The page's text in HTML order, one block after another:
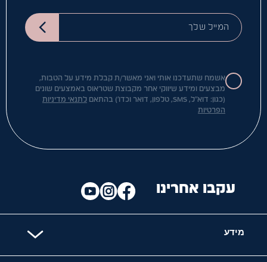
המייל שלך
אשמח שתעדכנו אותי ואני מאשר/ת קבלת מידע על הטבות,
מבצעים ומידע שיווקי אחר מקבוצת שטראוס באמצעים שונים
(כגון: דוא"ל, SMS, טלפון, דואר וכדו') בהתאם
לתנאי מדיניות
הפרטיות
מידע
עקבו אחרינו